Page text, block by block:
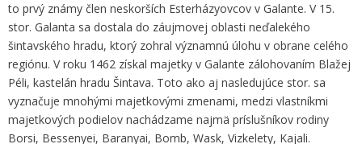
to prvý známy člen neskorších Esterházyovcov v Galante. V 15.
stor. Galanta sa dostala do záujmovej oblasti neďalekého
šintavského hradu, ktorý zohral významnú úlohu v obrane celého
regiónu. V roku 1462 získal majetky v Galante zálohovaním Blažej
Péli, kastelán hradu Šintava. Toto ako aj nasledujúce stor. sa
vyznačuje mnohými majetkovými zmenami, medzi vlastníkmi
majetkových podielov nachádzame najmä príslušníkov rodiny
Borsi, Bessenyei, Baranyai, Bomb, Wask, Vizkelety, Kajali.